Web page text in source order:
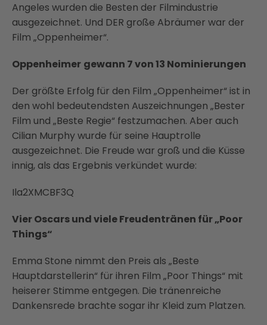
Angeles wurden die Besten der Filmindustrie
ausgezeichnet. Und DER große Abräumer war der
Film „Oppenheimer“.
Oppenheimer gewann 7 von 13 Nominierungen
Der größte Erfolg für den Film „Oppenheimer“ ist in
den wohl bedeutendsten Auszeichnungen „Bester
Film und „Beste Regie“ festzumachen. Aber auch
Cilian Murphy wurde für seine Hauptrolle
ausgezeichnet. Die Freude war groß und die Küsse
innig, als das Ergebnis verkündet wurde:
Ila2XMCBF3Q
Vier Oscars und viele Freudentränen für „Poor
Things“
Emma Stone nimmt den Preis als „Beste
Hauptdarstellerin“ für ihren Film „Poor Things“ mit
heiserer Stimme entgegen. Die tränenreiche
Dankensrede brachte sogar ihr Kleid zum Platzen.